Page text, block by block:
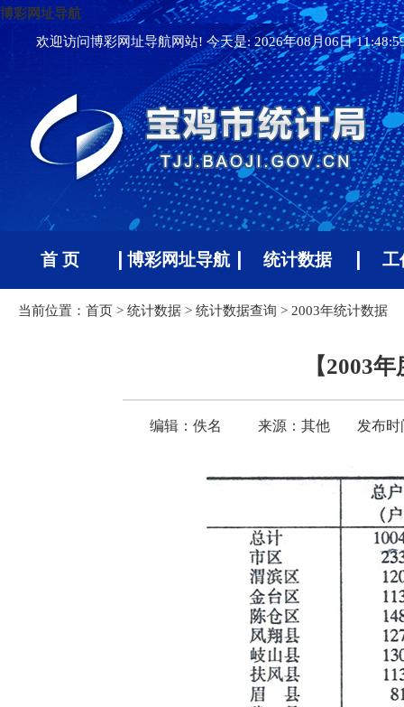
博彩网址导航
欢迎访问博彩网址导航网站! 今天是:2026年08月06日
首 页 博彩网址导航 统计数据 工
当前位置： 首页 > 统计数据 > 统计数据查询 > 2003年统计数据
【2003
编辑：佚名 来源：其他 发布时